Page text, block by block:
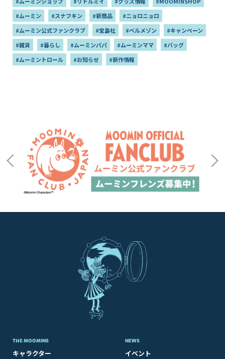
#ムーミン
#スナフキン #新商品
#ニョロニョロ
#ムーミン公式ファンクラブ
#宝島社 #ベルメゾン
#キャンペーン
#雑貨
#暮らし #ムーミンパパ #ムーミンママ
#バッグ
#ムーミントロール
#お知らせ #新作情報
THE MOOMINS
キャラクター
NEWS
イベント